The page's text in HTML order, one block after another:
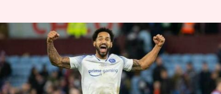
మళ్లీ పునరాగమనం చేసిన స్టీవనేజ్
వ్రాసిన వారు Jayachandra Akuri Jan 09, 2023 05:59 pm
ఈ వార్తాకథనం ఏంటి